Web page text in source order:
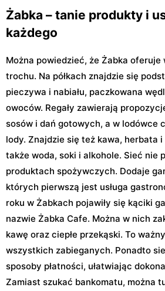
Żabka – tanie produkty i
każdego
Można powiedzieć, że Żabka oferuje
trochu. Na półkach znajdzie się
pieczywa i nabiału, paczkowana
owoców. Regały zawierają
sosów i dań gotowych, a w lodówce
lody. Znajdzie się też kawa, herbata i
także woda, soki i alkohole. Sieć nie
produktach spożywczych. Dodaje
których pierwszą jest usługa
roku w Żabkach pojawiły się kąciki
nazwie Żabka Cafe. Można w nich
kawę oraz ciepłe przekąski. To
wszystkich zabieganych. Ponadto
sposoby płatności, ułatwiając
Zamiast szukać bankomatu, można